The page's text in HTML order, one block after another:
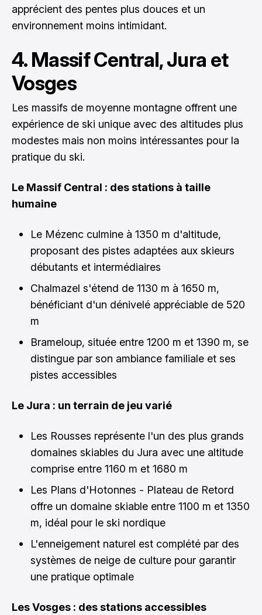
apprécient des pentes plus douces et un
environnement moins intimidant.
4. Massif Central, Jura et
Vosges
Les massifs de moyenne montagne offrent une
expérience de ski unique avec des altitudes plus
modestes mais non moins intéressantes pour la
pratique du ski.
Le Massif Central : des stations à taille
humaine
Le Mézenc culmine à 1350 m d'altitude,
proposant des pistes adaptées aux skieurs
débutants et intermédiaires
Chalmazel s'étend de 1130 m à 1650 m,
bénéficiant d'un dénivelé appréciable de 520
m
Brameloup, située entre 1200 m et 1390 m, se
distingue par son ambiance familiale et ses
pistes accessibles
Le Jura : un terrain de jeu varié
Les Rousses représente l'un des plus grands
domaines skiables du Jura avec une altitude
comprise entre 1160 m et 1680 m
Les Plans d'Hotonnes - Plateau de Retord
offre un domaine skiable entre 1100 m et 1350
m, idéal pour le ski nordique
L'enneigement naturel est complété par des
systèmes de neige de culture pour garantir
une pratique optimale
Les Vosges : des stations accessibles